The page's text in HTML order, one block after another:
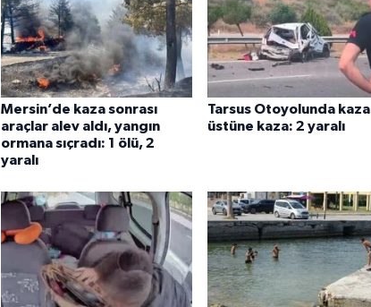
Mersin’de kaza sonrası
araçlar alev aldı, yangın
ormana sıçradı: 1 ölü, 2
yaralı
Tarsus Otoyolunda kaza
üstüne kaza: 2 yaralı